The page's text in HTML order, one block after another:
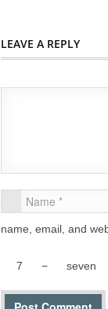
LEAVE A REPLY
name, email, and
7 − seven